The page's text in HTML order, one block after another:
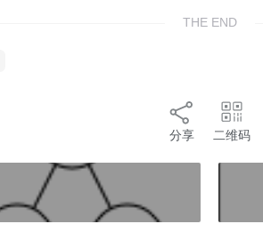
THE END
分享 二维码